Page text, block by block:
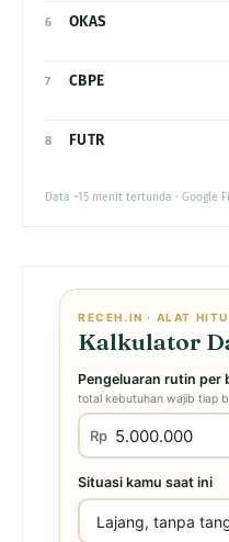
6 OKAS
7 CBPE
8 FUTR
Data ~15 menit tertunda · Google
RECEH.IN · ALAT
Kalkulator
Pengeluaran rutin per
total kebutuhan wajib tiap
Rp
Situasi kamu saat ini